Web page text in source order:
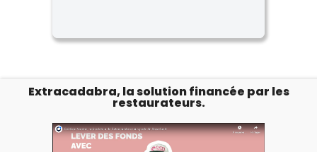
Extracadabra, la solution financée par les
restaurateurs.